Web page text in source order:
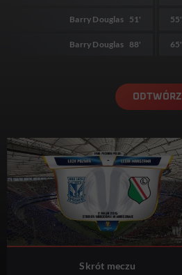
Barry Douglas 51'
Barry Douglas 88'
55'
65'
ODTWÓRZ
Skrót meczu